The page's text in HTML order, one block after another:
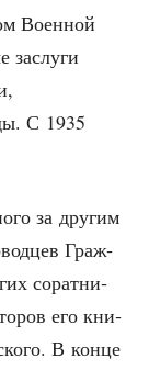
Воен­ной
заслу­ги
С 1935
за дру­гим
Граж­
сорат­ни­
его кни­
В кон­це